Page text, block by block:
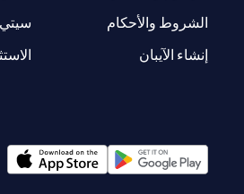
الشروط والأحكام
إنشاء الآيبان
سيتي